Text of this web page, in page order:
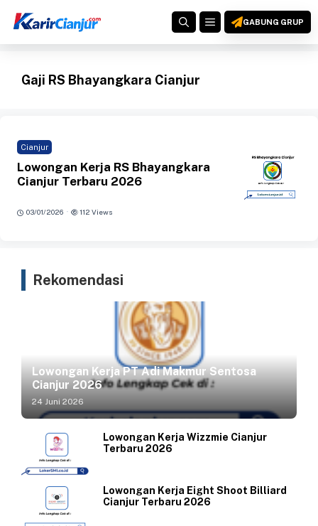
MENUGABUNG GRUP
Gaji RS Bhayangkara Cianjur
Cianjur
Lowongan Kerja RS Bhayangkara
Cianjur Terbaru 2026
03/01/2026 · 112 Views
Rekomendasi
Lowongan Kerja PT Adi Makmur Sentosa
Cianjur 2026
24 Juni 2026
Lowongan Kerja Wizzmie Cianjur
Terbaru 2026
Lowongan Kerja Eight Shoot Billiard
Cianjur Terbaru 2026